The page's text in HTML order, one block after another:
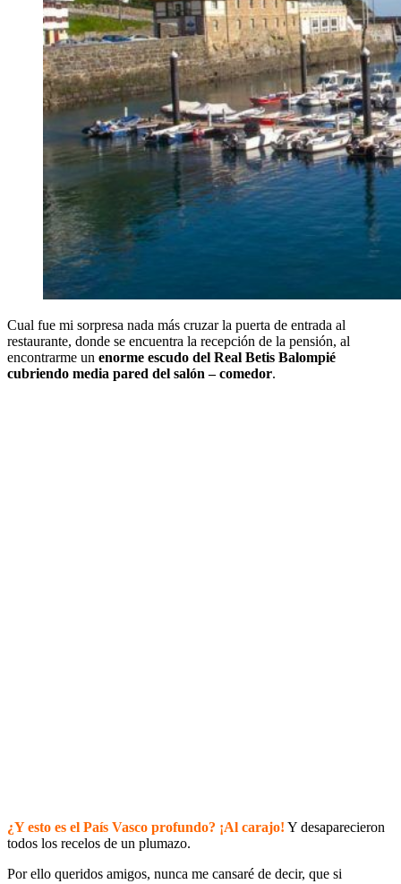
Cual fue mi sorpresa nada más cruzar la puerta de entrada al
restaurante, donde se encuentra la recepción de la pensión, al
encontrarme un enorme escudo del Real Betis Balompié
cubriendo media pared del salón – comedor.
¿Y esto es el País Vasco profundo? ¡Al carajo! Y desaparecieron
todos los recelos de un plumazo.
Por ello queridos amigos, nunca me cansaré de decir, que si